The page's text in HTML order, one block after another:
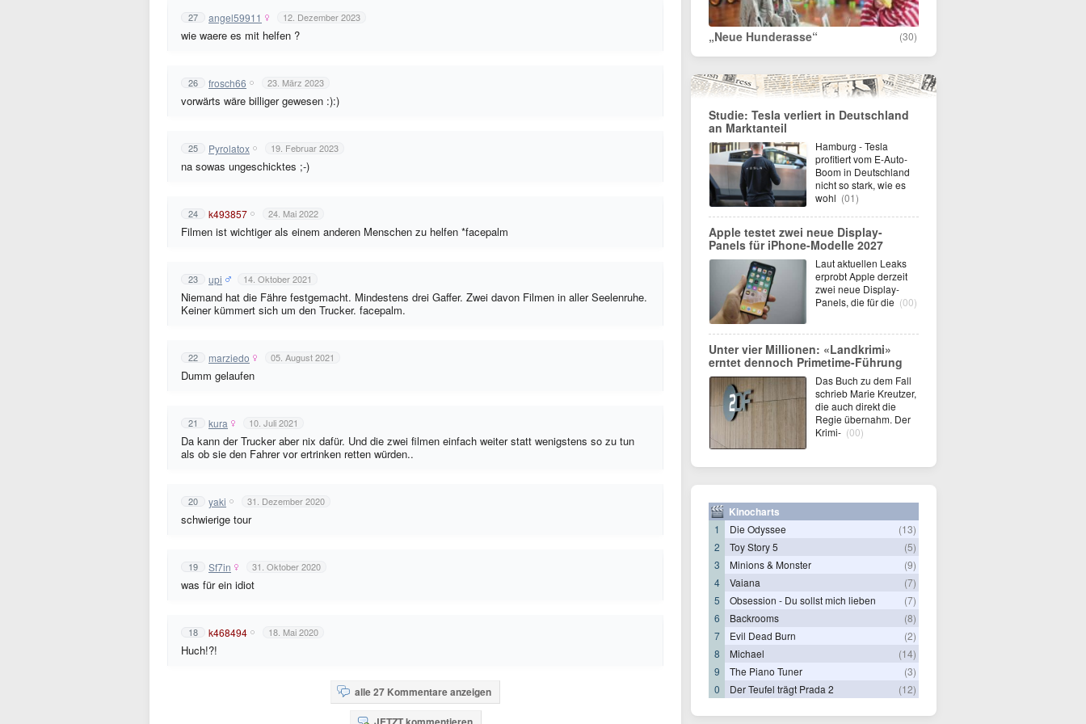
27 angel59911 12. Dezember 2023
wie waere es mit helfen ?
26 frosch66 23. März 2023
vorwärts wäre billiger gewesen :):)
25 Pyrolatox 19. Februar 2023
na sowas ungeschicktes ;-)
24 k493857 24. Mai 2022
Filmen ist wichtiger als einem anderen Menschen zu helfen *facepalm
23 upi 14. Oktober 2021
Niemand hat die Fähre festgemacht. Mindestens drei Gaffer. Zwei davon Filmen in aller Seelenruhe.
Keiner kümmert sich um den Trucker. facepalm.
22 marziedo 05. August 2021
Dumm gelaufen
21 kura 10. Juli 2021
Da kann der Trucker aber nix dafür. Und die zwei filmen einfach weiter statt wenigstens so zu tun
als ob sie den Fahrer vor ertrinken retten würden..
20 yaki 31. Dezember 2020
schwierige tour
19 Sf7in 31. Oktober 2020
was für ein idiot
18 k468494 18. Mai 2020
Huch!?!
alle 27 Kommentare anzeigen
„Neue Hunderasse“ (30)
Studie: Tesla verliert in Deutschland
an Marktanteil
Hamburg - Tesla
profitiert vom E-Auto-
Boom in Deutschland
nicht so stark, wie es
wohl (01)
Apple testet zwei neue Display-
Panels für iPhone-Modelle 2027
Laut aktuellen Leaks
erprobt Apple derzeit
zwei neue Display-
Panels, die für die (00)
Unter vier Millionen: «Landkrimi»
erntet dennoch Primetime-Führung
Das Buch zu dem Fall
schrieb Marie Kreutzer,
die auch direkt die
Regie übernahm. Der
Krimi- (00)
Kinocharts
1 Die Odyssee
(13)
2
Toy Story 5
(5)
3
Minions & Monster
(9)
4
Vaiana
(7)
5
Obsession - Du sollst mich lieben
(7)
6
Backrooms
(8)
7
Evil Dead Burn
(2)
8
Michael
(14)
9
The Piano Tuner
(3)
0
Der Teufel trägt Prada 2 (12)